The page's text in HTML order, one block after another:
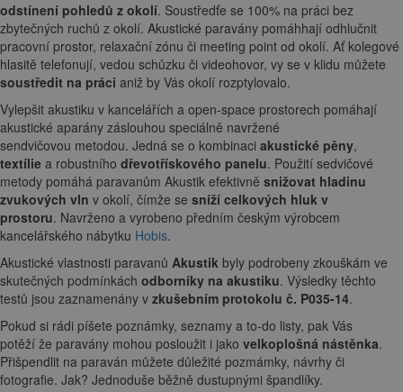
odstínení pohledů z okolí. Soustředťe se 100% na práci bez
zbytečných ruchů z okolí. Akustické paravány pomáhhají odhlučnit
pracovní prostor, relaxační zónu či meeting point od okolí. Ať kolegové
hlasitě telefonují, vedou schůzku či videohovor, vy se v klidu můžete
soustředit na práci aniž by Vás okolí rozptylovalo.
Vylepšit akustiku v kancelářích a open-space prostorech pomáhají
akustické aparány záslouhou speciálně navržené
sendvičovou metodou. Jedná se o kombinaci akustické pěny,
textílie a robustního dřevotřískového panelu. Použití sedvičové
metody pomáhá paravanům Akustik efektivně snižovat hladinu
zvukových vln v okolí, čímže se sníží celkových hluk v
prostoru. Navrženo a vyrobeno předním českým výrobcem
kancelářského nábytku Hobis.
Akustické vlastnosti paravanů Akustik byly podrobeny zkouškám ve
skutečných podmínkách odborníky na akustiku. Výsledky těchto
testů jsou zaznamenány v zkušebním protokolu č. P035-14.
Pokud si rádi píšete poznámky, seznamy a to-do listy, pak Vás
potěží že paravány mohou posloužit i jako velkoplošná nástěnka.
Přišpendlit na paraván můžete důležité pozmámky, návrhy či
fotografie. Jak? Jednoduše běžně dustupnými špandlíky.